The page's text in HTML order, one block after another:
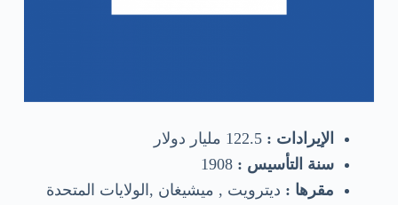
الإيرادات :
سنة التأسيس :
مقرها : ديترويت , ميشيغان ,الولايات المتحدة